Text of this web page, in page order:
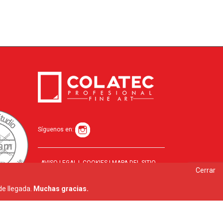
Síguenos en:
AVISO LEGAL | COOKIES | MAPA DEL SITIO
Cerrar
llegada. Muchas gracias.